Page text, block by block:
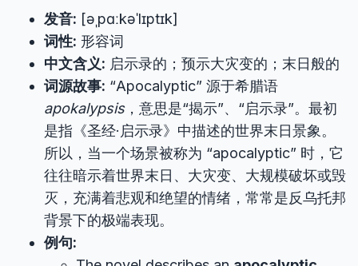
发音: [əˌpɑːkəˈlɪptɪk]
词性: 形容词
中文含义: 启示录的；预示大灾变的；末日般的
词源故事: “Apocalyptic” 源于希腊语
apokalypsis，意思是“揭示”、“启示录”。最初
是指《圣经·启示录》中描述的世界末日景象。
所以，当一个场景被称为 “apocalyptic” 时，它
往往暗示着世界末日、大灾变、大规模破坏或毁
灭，充满着悲观和绝望的情绪，常常是反乌托邦
背景下的极端表现。
例句: